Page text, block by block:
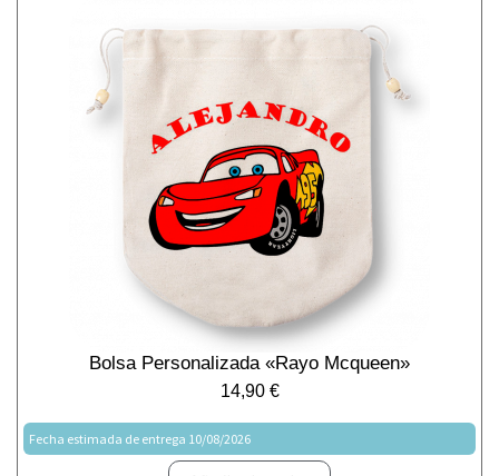
Bolsa Personalizada «Rayo Mcqueen»
14,90 €
Fecha estimada de entrega 10/08/2026